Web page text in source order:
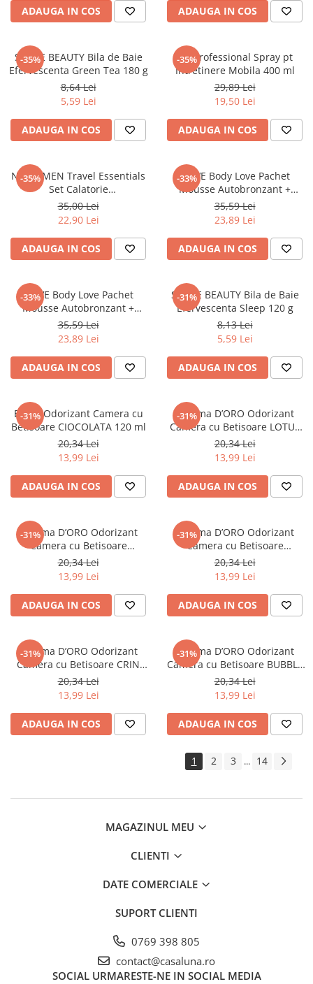
ADAUGA IN COS ADAUGA IN COS
-35%
SENCE BEAUTY Bila de Baie
Efervescenta Green Tea 180 g
8,64 Lei
5,59 Lei
ADAUGA IN COS
-35%
CIF Professional Spray pt
Intretinere Mobila 400 ml
29,89 Lei
19,50 Lei
ADAUGA IN COS
-35%
NIVEA MEN Travel Essentials
Set Calatorie
(RollOn+2SG+LipBalm+Creme)
35,00 Lei
22,90 Lei
ADAUGA IN COS
-33%
DOVE Body Love Pachet
Mousse Autobronzant +
Manusa, pt Bronz Intens 150
ml
35,59 Lei
23,89 Lei
ADAUGA IN COS
-33%
DOVE Body Love Pachet
Mousse Autobronzant +
Manusa Dove pt Bronz Mediu
150 ml
35,59 Lei
23,89 Lei
ADAUGA IN COS
-31%
SENCE BEAUTY Bila de Baie
Efervescenta Sleep 120 g
8,13 Lei
5,59 Lei
ADAUGA IN COS
-31%
EYFEL Odorizant Camera cu
Betisoare CIOCOLATA 120 ml
20,34 Lei
13,99 Lei
ADAUGA IN COS
-31%
Gamma D’ORO Odorizant
Camera cu Betisoare LOTUS
120 ml
20,34 Lei
13,99 Lei
ADAUGA IN COS
-31%
Gamma D’ORO Odorizant
Camera cu Betisoare
BLACKBERRY 120 ml
20,34 Lei
13,99 Lei
ADAUGA IN COS
-31%
Gamma D’ORO Odorizant
Camera cu Betisoare
CAPSUNA 120 ml
20,34 Lei
13,99 Lei
ADAUGA IN COS
-31%
Gamma D’ORO Odorizant
Camera cu Betisoare CRIN
ALB 120 ml
20,34 Lei
13,99 Lei
ADAUGA IN COS
-31%
Gamma D’ORO Odorizant
Camera cu Betisoare BUBBLE
GUM 120 ml
20,34 Lei
13,99 Lei
ADAUGA IN COS
1 2 3 ... 14
MAGAZINUL MEU
CLIENTI
DATE COMERCIALE
SUPORT CLIENTI
0769 398 805
contact@casaluna.ro
SOCIAL URMARESTE-NE IN SOCIAL MEDIA